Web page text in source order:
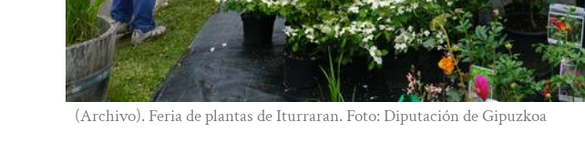
(Archivo). Feria de plantas de Iturraran. Foto: Diputación de Gipuzkoa